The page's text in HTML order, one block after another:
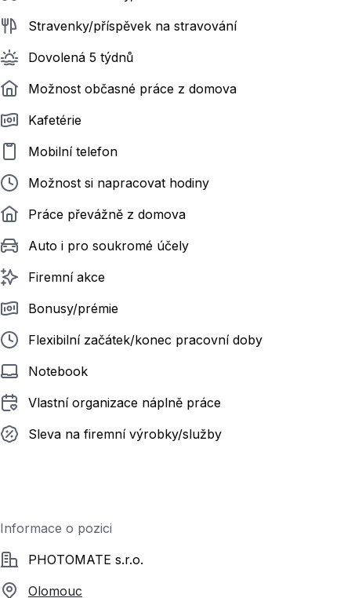
Stravenky/příspěvek na stravování
Dovolená 5 týdnů
Možnost občasné práce z domova
Kafetérie
Mobilní telefon
Možnost si napracovat hodiny
Práce převážně z domova
Auto i pro soukromé účely
Firemní akce
Bonusy/prémie
Flexibilní začátek/konec pracovní doby
Notebook
Vlastní organizace náplně práce
Sleva na firemní výrobky/služby
Informace o pozici
SpolečnostPHOTOMATE s.r.o.
Olomouc